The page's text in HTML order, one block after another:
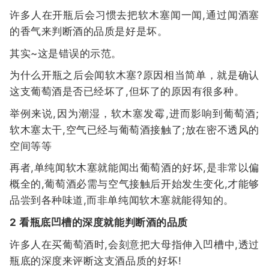
许多人在开瓶后会习惯去把软木塞闻一闻,通过闻酒塞
的香气来判断酒的品质是好是坏。
其实~这是错误的示范。
为什么开瓶之后会闻软木塞?原因相当简单，就是确认
这支葡萄酒是否已经坏了,但坏了的原因有很多种。
举例来说,因为潮湿，软木塞发霉,进而影响到葡萄酒;
软木塞太干,空气已经与葡萄酒接触了;放在密不透风的
空间等等
再者,单纯闻软木塞就能闻出葡萄酒的好坏,是非常以偏
概全的,葡萄酒必需与空气接触后开始发生变化,才能够
品尝到各种味道,而非单纯闻软木塞就能得知的。
2 看瓶底凹槽的深度就能判断酒的品质
许多人在买葡萄酒时,会刻意把大母指伸入凹槽中,透过
瓶底的深度来评断这支酒品质的好坏!